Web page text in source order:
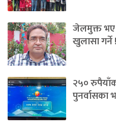
जेलमुक्त भए
खुलासा गर्ने !
२५०
पुनर्वासका